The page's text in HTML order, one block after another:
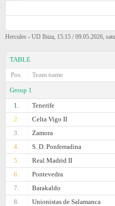
Hercules - UD Ibiza, 15:15 / 09.05.2026,
TABLE
Pos.
Team name
Group 1
1.
Tenerife
2.
Celta Vigo II
3.
Zamora
4.
S. D. Ponferradina
5.
Real Madrid II
6.
Pontevedra
7.
Barakaldo
8.
Unionistas de Salamanca